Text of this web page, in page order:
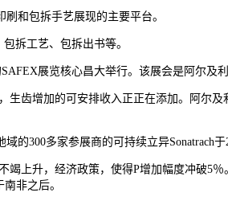
和包拆手艺展现的主要平台。
拆工艺、包拆出书等。
展览核心昌大举行。该展会是阿尔及
增加的可安排收入正正在添加。阿尔
300多家参展商的可持续立异Sonatrach于
升，经济政策，使得P增加幅度冲破5％
非之后。